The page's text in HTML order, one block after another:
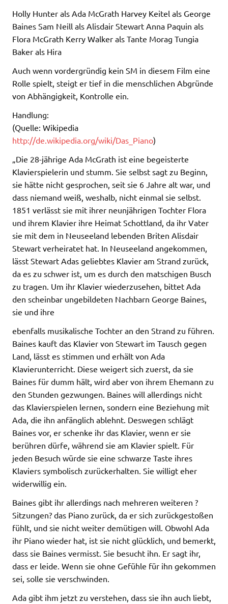
Holly Hunter als Ada McGrath Harvey Keitel als George
Baines Sam Neill als Alisdair Stewart Anna Paquin als
Flora McGrath Kerry Walker als Tante Morag Tungia
Baker als Hira
Auch wenn vordergründig kein SM in diesem Film eine
Rolle spielt, steigt er tief in die menschlichen Abgründe
von Abhängigkeit, Kontrolle ein.
Handlung:
(Quelle: Wikipedia
http://de.wikipedia.org/wiki/Das_Piano)
„Die 28-jährige Ada McGrath ist eine begeisterte
Klavierspielerin und stumm. Sie selbst sagt zu Beginn,
sie hätte nicht gesprochen, seit sie 6 Jahre alt war, und
dass niemand weiß, weshalb, nicht einmal sie selbst.
1851 verlässt sie mit ihrer neunjährigen Tochter Flora
und ihrem Klavier ihre Heimat Schottland, da ihr Vater
sie mit dem in Neuseeland lebenden Briten Alisdair
Stewart verheiratet hat. In Neuseeland angekommen,
lässt Stewart Adas geliebtes Klavier am Strand zurück,
da es zu schwer ist, um es durch den matschigen Busch
zu tragen. Um ihr Klavier wiederzusehen, bittet Ada
den scheinbar ungebildeten Nachbarn George Baines,
sie und ihre
ebenfalls musikalische Tochter an den Strand zu führen.
Baines kauft das Klavier von Stewart im Tausch gegen
Land, lässt es stimmen und erhält von Ada
Klavierunterricht. Diese weigert sich zuerst, da sie
Baines für dumm hält, wird aber von ihrem Ehemann zu
den Stunden gezwungen. Baines will allerdings nicht
das Klavierspielen lernen, sondern eine Beziehung mit
Ada, die ihn anfänglich ablehnt. Deswegen schlägt
Baines vor, er schenke ihr das Klavier, wenn er sie
berühren dürfe, während sie am Klavier spielt. Für
jeden Besuch würde sie eine schwarze Taste ihres
Klaviers symbolisch zurückerhalten. Sie willigt eher
widerwillig ein.
Baines gibt ihr allerdings nach mehreren weiteren ?
Sitzungen? das Piano zurück, da er sich zurückgestoßen
fühlt, und sie nicht weiter demütigen will. Obwohl Ada
ihr Piano wieder hat, ist sie nicht glücklich, und bemerkt,
dass sie Baines vermisst. Sie besucht ihn. Er sagt ihr,
dass er leide. Wenn sie ohne Gefühle für ihn gekommen
sei, solle sie verschwinden.
Ada gibt ihm jetzt zu verstehen, dass sie ihn auch liebt,